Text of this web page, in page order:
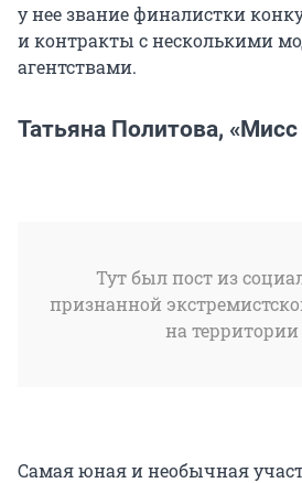
у нее звание финалистки
и контракты с несколькими
агентствами.
Татьяна Политова,
Тут был пост из
признанной
на
Самая юная и необычная